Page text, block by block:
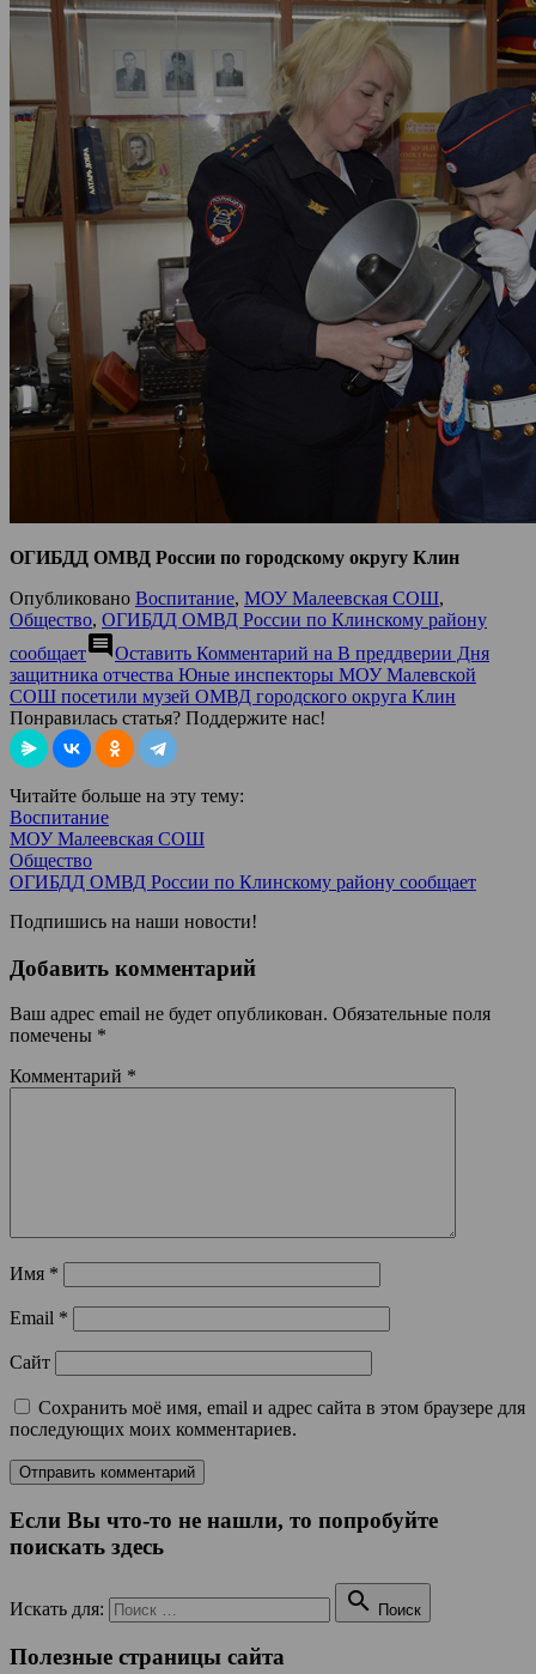
ОГИБДД ОМВД России по городскому округу Клин
Опубликовано Воспитание, МОУ Малеевская СОШ,
Общество, ОГИБДД ОМВД России по Клинскому району
сообщаетcomment Оставить Комментарий на В преддверии Дня
защитника отчества Юные инспекторы МОУ Малевской
СОШ посетили музей ОМВД городского округа Клин
Понравилась статья? Поддержите нас!
Читайте больше на эту тему:
Воспитание
МОУ Малеевская СОШ
Общество
ОГИБДД ОМВД России по Клинскому району сообщает
Подпишись на наши новости!
Добавить комментарий
Ваш адрес email не будет опубликован. Обязательные поля
помечены *
Комментарий *
Имя *
Email *
Сайт
Сохранить моё имя, email и адрес сайта в этом браузере для
последующих моих комментариев.
Если Вы что-то не нашли, то попробуйте
поискать здесь
Искать для:  Поиск
Полезные страницы сайта